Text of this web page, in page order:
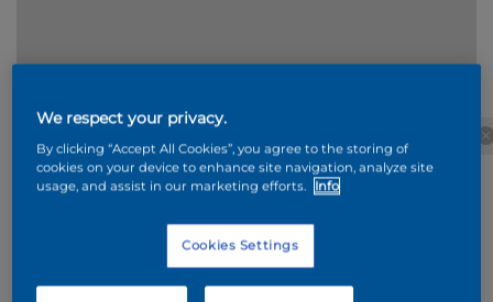
cellulaire
Supports
Acier galvanisé 1
We respect your privacy.
By clicking “Accept All Cookies”, you agree to the storing of
cookies on your device to enhance site navigation, analyze site
usage, and assist in our marketing efforts.
Info
Cookies Settings